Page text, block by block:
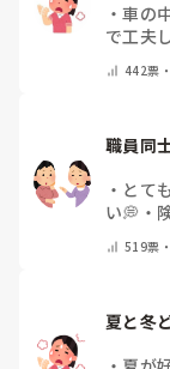
・車の
で工夫
を持ち
ん ・そ
442票
職員同
・ とて
い💭 ・
519票
夏と冬